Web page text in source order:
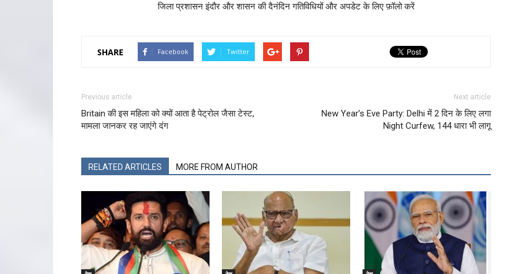
जिला प्रशासन इंदौर और शासन की दैनंदिन गतिविधियों और अपडेट के लिए फ़ॉलो करें
SHARE Facebook Twitter
Previous article
Britain की इस महिला को क्यों आता है पेट्रोल जैसा टेस्ट,
मामला जानकर रह जाएंगे दंग
Next article
New Year’s Eve Party: Delhi में 2 दिन के लिए लगा
Night Curfew, 144 धारा भी लागू
RELATED ARTICLES MORE FROM AUTHOR